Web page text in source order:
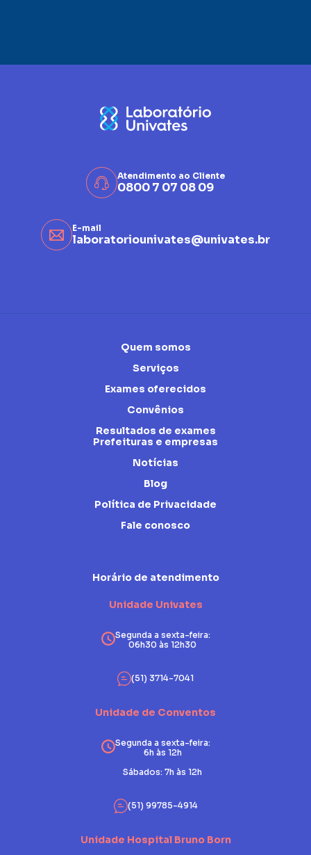
Atendimento ao Cliente
0800 7 07 08 09
E-mail
laboratoriounivates@univates.br
Quem somos
Serviços
Exames oferecidos
Convênios
Resultados de exames
Prefeituras e empresas
Notícias
Blog
Política de Privacidade
Fale conosco
Horário de atendimento
Unidade Univates
Segunda a sexta-feira:
06h30 às 12h30
(51) 3714-7041
Unidade de Conventos
Segunda a sexta-feira:
6h às 12h
Sábados: 7h às 12h
(51) 99785-4914
Unidade Hospital Bruno Born